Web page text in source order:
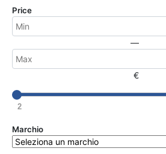
Price
—
€
2
Marchio